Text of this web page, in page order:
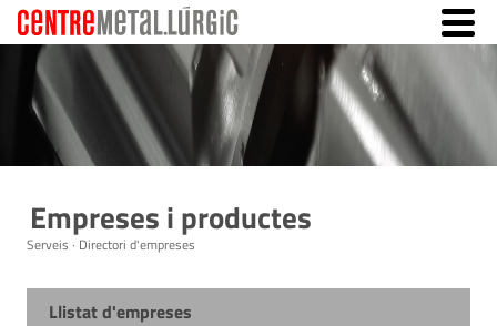
Empreses i productes
Serveis · Directori d'empreses
Llistat d'empreses